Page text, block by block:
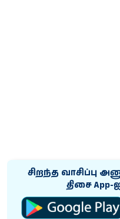
சிறந்த வாசிப்பு
திசை